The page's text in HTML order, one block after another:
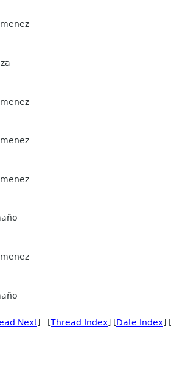
Next] [Thread Index] [Date Index] [